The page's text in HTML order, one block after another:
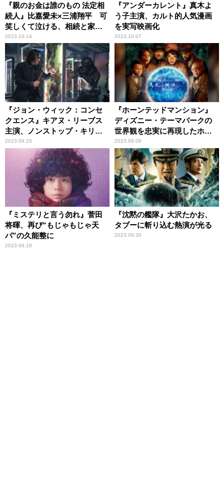
『親のお金は誰のもの 法定相
続人』比嘉愛未×三浦翔平 可
笑しくて泣ける、相続と家族
の物語
2023.10.14
『アンダーカレント』真木よ
う子主演、カルト的人気漫画
を実写映画化
2023.10.07
『ジョン・ウィック：コンセ
クエンス』キアヌ・リーブス
主演、ノンストップ・キリン
グアクション
2023.09.23
『ホーンテッドマンション』
ディズニー・テーマパークの
世界観を忠実に再現したホラ
ー・エンターテインメント
2023.09.09
『ミステリと言う勿れ』菅田
将暉、再び“もじゃもじゃ天
パ”の久能整に
2023.09.16
『沈黙の艦隊』大沢たかお、
タブーに斬り込む熱演が光る
2023.09.30